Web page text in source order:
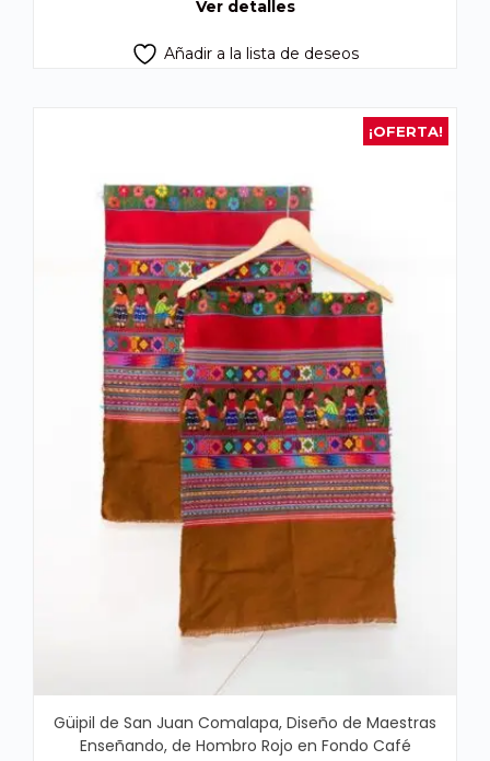
Ver detalles
Añadir a la lista de deseos
¡OFERTA!
Güipil de San Juan Comalapa, Diseño de Maestras
Enseñando, de Hombro Rojo en Fondo Café